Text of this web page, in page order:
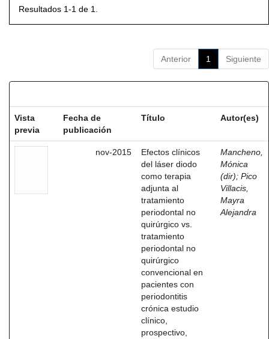
Resultados 1-1 de 1.
Anterior 1 Siguiente
Vista
previa
Fecha de
publicación
Título Autor(es)
nov-2015
Efectos clínicos
del láser diodo
como terapia
adjunta al
tratamiento
periodontal no
quirúrgico vs.
tratamiento
periodontal no
quirúrgico
convencional en
pacientes con
periodontitis
crónica estudio
clínico,
prospectivo,
Mancheno,
Mónica
(dir); Pico
Villacis,
Mayra
Alejandra